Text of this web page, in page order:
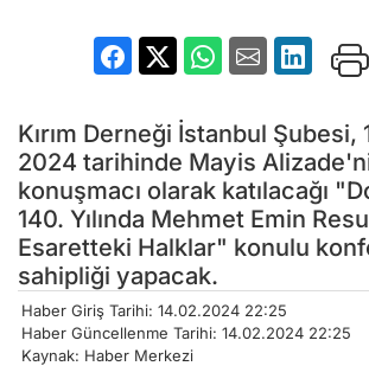
Kırım Derneği İstanbul Şubesi,
2024 tarihinde Mayis
konuşmacı olarak katılacağı
140. Yılında Mehmet Emin
Esaretteki Halklar" konulu
sahipliği yapacak.
Haber Giriş Tarihi: 14.02.2024 22:25
Haber Güncellenme Tarihi: 14.02.2024 22:25
Kaynak: Haber Merkezi